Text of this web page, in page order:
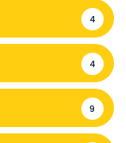
4
4
9